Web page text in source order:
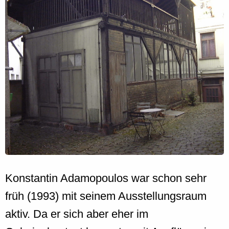
Konstantin Adamopoulos war schon sehr
früh (1993) mit seinem Ausstellungsraum
aktiv. Da er sich aber eher im